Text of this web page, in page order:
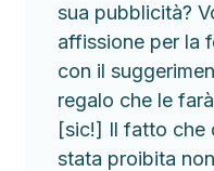
sua pubblicità?
affissione per la
con il
regalo che le
[sic!] Il fatto che
stata proibita